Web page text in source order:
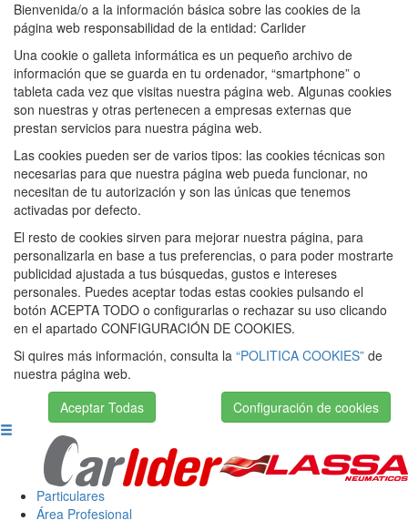
Bienvenida/o a la información básica sobre las cookies de la
página web responsabilidad de la entidad: Carlider
Una cookie o galleta informática es un pequeño archivo de
información que se guarda en tu ordenador, “smartphone” o
tableta cada vez que visitas nuestra página web. Algunas cookies
son nuestras y otras pertenecen a empresas externas que
prestan servicios para nuestra página web.
Las cookies pueden ser de varios tipos: las cookies técnicas son
necesarias para que nuestra página web pueda funcionar, no
necesitan de tu autorización y son las únicas que tenemos
activadas por defecto.
El resto de cookies sirven para mejorar nuestra página, para
personalizarla en base a tus preferencias, o para poder mostrarte
publicidad ajustada a tus búsquedas, gustos e intereses
personales. Puedes aceptar todas estas cookies pulsando el
botón ACEPTA TODO o configurarlas o rechazar su uso clicando
en el apartado CONFIGURACIÓN DE COOKIES.
Si quires más información, consulta la “POLITICA COOKIES” de
nuestra página web.
Aceptar Todas
Configuración de cookies
Particulares
Área Profesional